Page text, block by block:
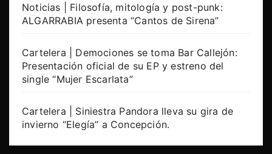
Noticias | Filosofía, mitología y post-punk:
ALGARRABIA presenta “Cantos de Sirena”
Cartelera | Demociones se toma Bar Callejón:
Presentación oficial de su EP y estreno del
single “Mujer Escarlata”
Cartelera | Siniestra Pandora lleva su gira de
invierno “Elegía” a Concepción.